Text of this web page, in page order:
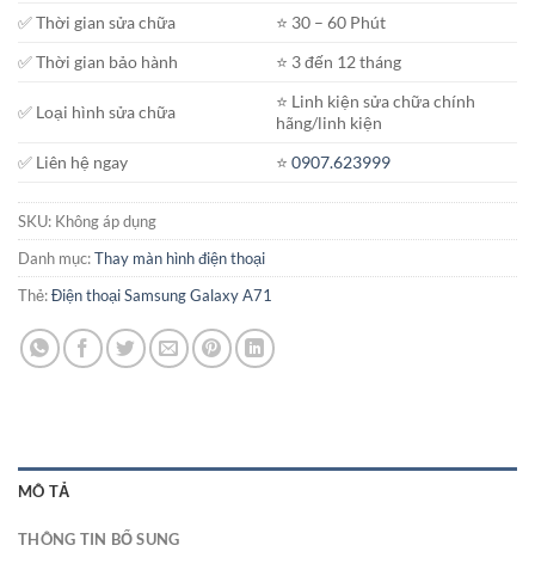
đến
2.900.000₫
✅ Thời gian sửa chữa
⭐️ 30 – 60 Phút
✅ Thời gian bảo hành
⭐️ 3 đến 12 tháng
✅ Loại hình sửa chữa
⭐️ Linh kiện sửa chữa chính
hãng/linh kiện
✅ Liên hệ ngay
⭐️0907.623999
SKU: Không áp dụng
Danh mục:Thay màn hình điện thoại
Thẻ:Điện thoại Samsung Galaxy A71
MÔ TẢ
THÔNG TIN BỔ SUNG